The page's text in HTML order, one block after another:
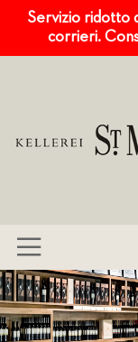
Servizio ridotto
corrieri.
Salta
al
contenuto